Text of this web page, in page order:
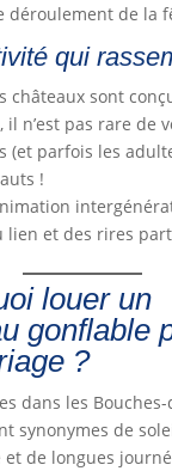
déroulement de la
qui
châteaux sont
il n’est pas rare de
(et parfois les
!
lien et des rires
louer un
gonflable
?
dans les
synonymes de
de longues